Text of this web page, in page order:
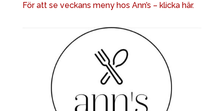
För att se veckans meny hos Ann’s – klicka här.